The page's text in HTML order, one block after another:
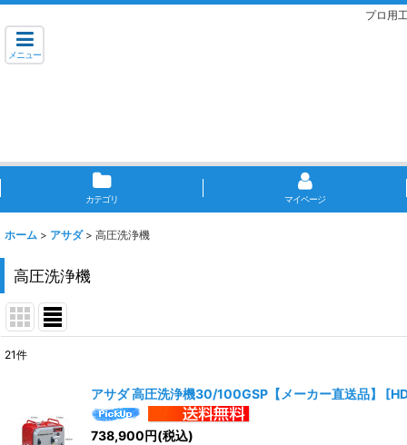
プロ用
メニュー
カテゴリ マイページ
ホーム > アサダ > 高圧洗浄機
高圧洗浄機
並び順:
21件
アサダ 高圧洗浄機30/100GSP【メーカー直送品】 [
738,900円(税込)